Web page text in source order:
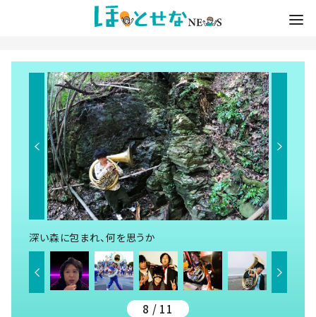
深い森に包まれ、何を思うか
8 / 11